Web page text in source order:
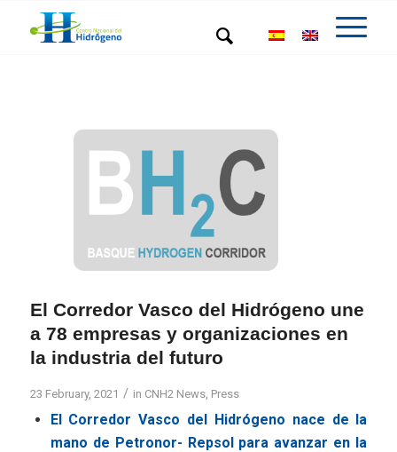
El Corredor Vasco del Hidrógeno une
a 78 empresas y organizaciones en
la industria del futuro
23 February, 2021 / in CNH2 News, Press
El Corredor Vasco del Hidrógeno nace de la
mano de Petronor- Repsol para avanzar en la